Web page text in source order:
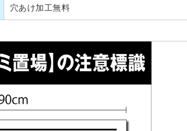
穴あけ加工無料